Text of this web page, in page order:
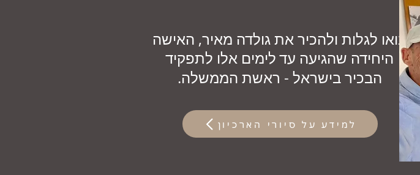
בואו לגלות ולהכיר את גולדה מאיר, האישה
היחידה שהגיעה עדלימים אלו לתפקיד
הבכיר בישראל - ראשת הממשלה.
למידע על סיורי הארכיון